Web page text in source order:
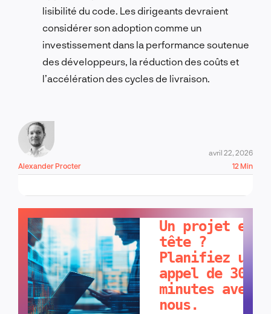
lisibilité du code. Les dirigeants devraient
considérer son adoption comme un
investissement dans la performance soutenue
des développeurs, la réduction des coûts et
l’accélération des cycles de livraison.
Alexander Procter
avril 22, 2026
12 Min
Un projet en
tête ?
Planifiez un
appel de 30
minutes avec
nous.